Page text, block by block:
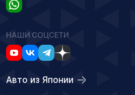
НАШИ СОЦСЕТИ
Авто из Японии